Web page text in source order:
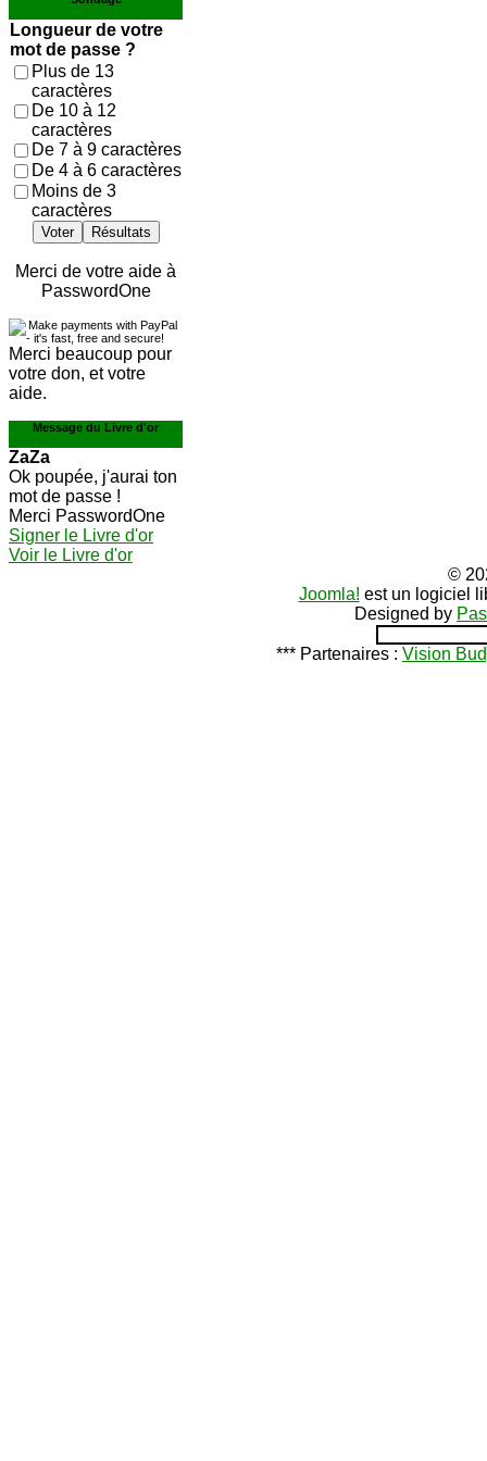
Longueur de votre
mot de passe ?
Plus de 13
caractères
De 10 à 12
caractères
De 7 à 9 caractères
De 4 à 6 caractères
Moins de 3
caractères
Voter Résultats
Merci de votre aide à
PasswordOne
Merci beaucoup pour
votre don, et votre
aide.
Message du Livre d'or
ZaZa
Ok poupée, j'aurai ton
mot de passe !
Merci PasswordOne
Signer le Livre d'or
Voir le Livre d'or
©
Joomla! est un logiciel
Designed by
*** Partenaires : Vision